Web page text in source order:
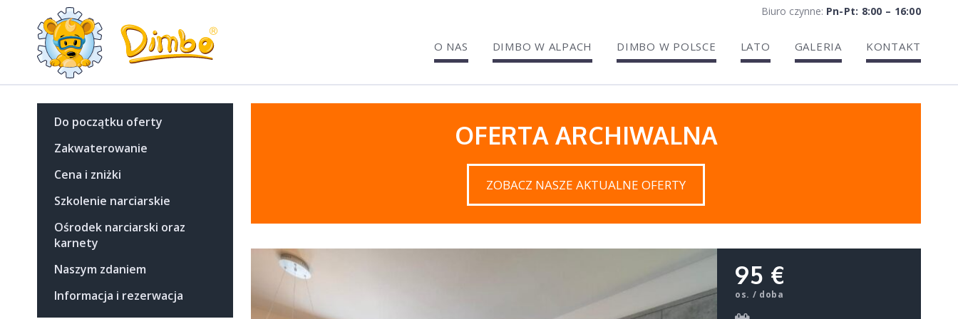
Biuro czynne: Pn-Pt: 8:00 – 16:00
O NAS DIMBO W ALPACH DIMBO W POLSCE LATO GALERIA KONTAKT
Do początku oferty
Zakwaterowanie
Cena i zniżki
Szkolenie narciarskie
Ośrodek narciarski oraz
karnety
Naszym zdaniem
Informacja i rezerwacja
OFERTA ARCHIWALNA
ZOBACZ NASZE AKTUALNE OFERTY
95 €
os. / doba